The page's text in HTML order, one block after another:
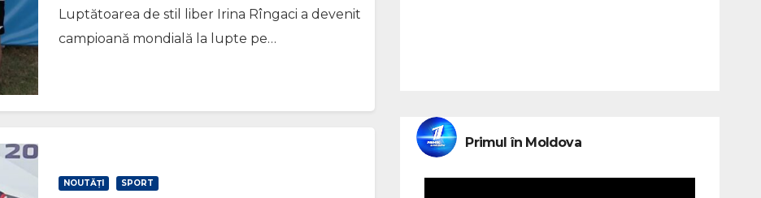
Luptătoarea de stil liber Irina Rîngaci a devenit
campioană mondială la lupte pe…
NOUTĂŢI SPORT
Primul în Moldova